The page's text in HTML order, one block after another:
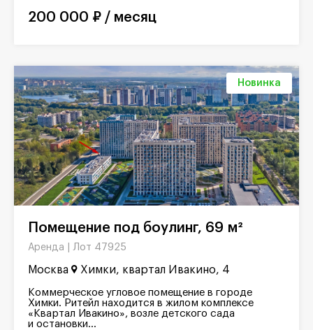
200 000 ₽ / месяц
Новинка
Помещение под боулинг, 69 м²
Аренда | Лот 47925
Москва Химки, квартал Ивакино, 4
Коммерческое угловое помещение в городе
Химки. Ритейл находится в жилом комплексе
«Квартал Ивакино», возле детского сада
и остановки...